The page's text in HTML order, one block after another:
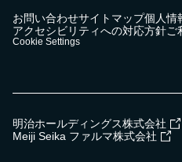
お問い合わせサイトマップ個人情
アクセシビリティへの対応方針ご
Cookie Settings
明治ホールディングス株式会社
Meiji Seika ファルマ株式会社